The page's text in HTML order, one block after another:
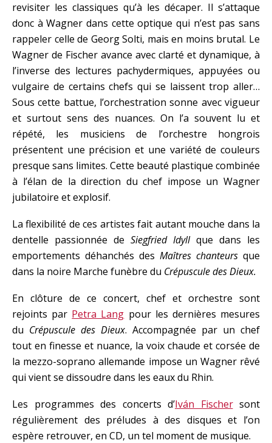
revisiter les classiques qu’à les décaper. Il s’attaque
donc à Wagner dans cette optique qui n’est pas sans
rappeler celle de Georg Solti, mais en moins brutal. Le
Wagner de Fischer avance avec clarté et dynamique, à
l’inverse des lectures pachydermiques, appuyées ou
vulgaire de certains chefs qui se laissent trop aller…
Sous cette battue, l’orchestration sonne avec vigueur
et surtout sens des nuances. On l’a souvent lu et
répété, les musiciens de l’orchestre hongrois
présentent une précision et une variété de couleurs
presque sans limites. Cette beauté plastique combinée
à l’élan de la direction du chef impose un Wagner
jubilatoire et explosif.
La flexibilité de ces artistes fait autant mouche dans la
dentelle passionnée de Siegfried Idyllque dans les
emportements déhanchés des Maîtres chanteurs que
dans la noire Marche funèbre du Crépuscule des Dieux.
En clôture de ce concert, chef et orchestre sont
rejoints par Petra Lang pour les dernières mesures
du Crépuscule des Dieux. Accompagnée par un chef
tout en finesse et nuance, la voix chaude et corsée de
la mezzo-soprano allemande impose un Wagner rêvé
qui vient se dissoudre dans les eaux du Rhin.
Les programmes des concerts d’Iván Fischersont
régulièrement des préludes à des disques et l’on
espère retrouver, en CD, un tel moment de musique.